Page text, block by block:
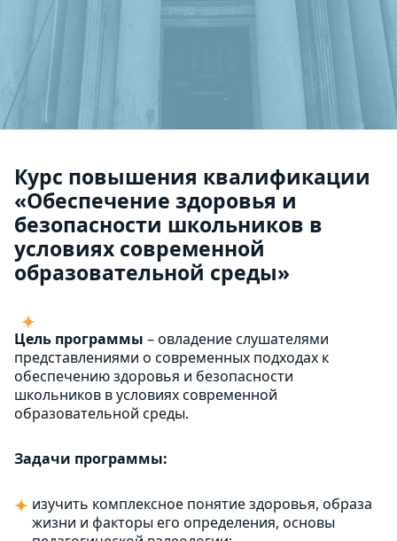
Курс повышения квалификации
«Обеспечение здоровья и
безопасности школьников в
условиях современной
образовательной среды»
Цель программы – овладение слушателями
представлениями о современных подходах к
обеспечению здоровья и безопасности
школьников в условиях современной
образовательной среды.
Задачи программы:
изучить комплексное понятие здоровья, образа
жизни и факторы его определения, основы